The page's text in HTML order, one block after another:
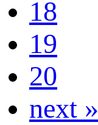
18
19
20
next »